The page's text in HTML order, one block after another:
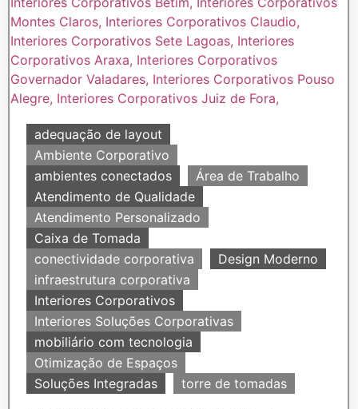
adequação de layout
Ambiente Corporativo
ambientes conectados
Área de Trabalho
Atendimento de Qualidade
Atendimento Personalizado
Caixa de Tomada
conectividade corporativa
Design Moderno
infraestrutura corporativa
Interiores Corporativos
Interiores Soluções Corporativas
mobiliário com tecnologia
Otimização de Espaços
Soluções Integradas
torre de tomadas